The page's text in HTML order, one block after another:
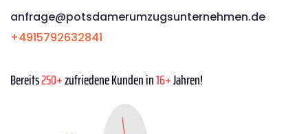
anfrage@potsdamerumzugsunternehmen.de
+4915792632841
Bereits250+zufriedene Kunden in16+Jahren!